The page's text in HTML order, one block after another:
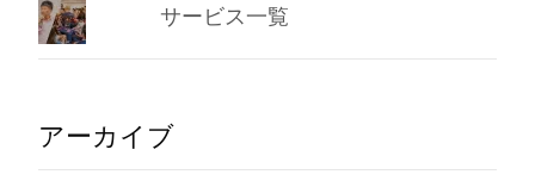
サービス一覧
アーカイブ